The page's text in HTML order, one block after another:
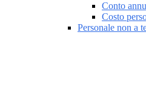
Conto
Costo
Personale non a